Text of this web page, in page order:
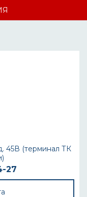
45В (терминал ТК
27